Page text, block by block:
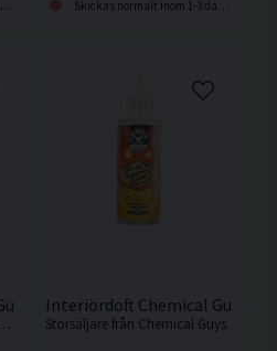
Skickas normalt inom 1-3 dagar
Pina Colada 118ml
lämnar ingen oberörd. Spraya och dröm dig bort till något varmt ställe där du förtjänar
Interiördoft Chemical Guys
Storsäljare från Chemical Guys.